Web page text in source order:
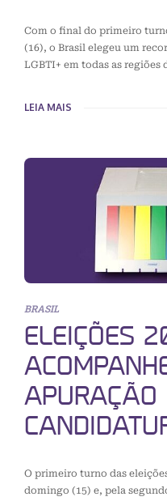
Com o final do primeiro
(16), o Brasil elegeu um
LGBTI+ em todas as
LEIA MAIS
BRASIL
ELEIÇÕES
APURAÇÃO
O primeiro turno das
domingo (15) e, pela